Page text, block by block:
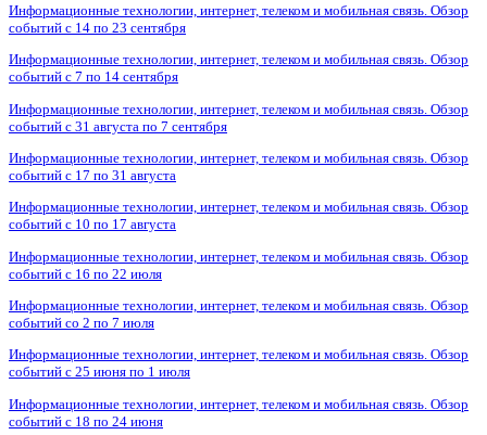
Информационные технологии, интернет, телеком и мобильная связь. Обзор
событий с 14 по 23 сентября
Информационные технологии, интернет, телеком и мобильная связь. Обзор
событий с 7 по 14 сентября
Информационные технологии, интернет, телеком и мобильная связь. Обзор
событий с 31 августа по 7 сентября
Информационные технологии, интернет, телеком и мобильная связь. Обзор
событий с 17 по 31 августа
Информационные технологии, интернет, телеком и мобильная связь. Обзор
событий с 10 по 17 августа
Информационные технологии, интернет, телеком и мобильная связь. Обзор
событий с 16 по 22 июля
Информационные технологии, интернет, телеком и мобильная связь. Обзор
событий со 2 по 7 июля
Информационные технологии, интернет, телеком и мобильная связь. Обзор
событий с 25 июня по 1 июля
Информационные технологии, интернет, телеком и мобильная связь. Обзор
событий с 18 по 24 июня